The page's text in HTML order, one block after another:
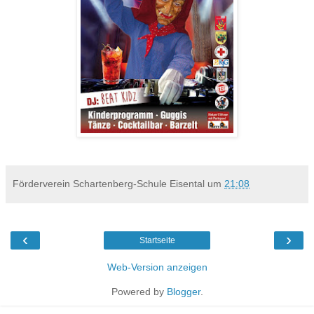
Förderverein Schartenberg-Schule Eisental um 21:08
‹ ›
Startseite
Web-Version anzeigen
Powered by Blogger.